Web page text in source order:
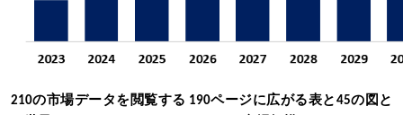
210の市場データを閲覧する 190ページに広がる表と45の図と